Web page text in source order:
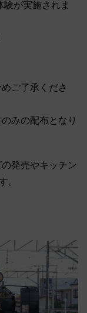
が実施されま
ご了承くださ
みの配布となり
発売やキッチン
。